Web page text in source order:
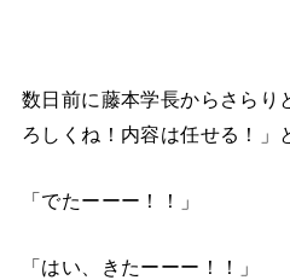
数日前に藤本学長からさらり
ろしくね！内容は任せる！」
「でたーーー！！」
「はい、きたーーー！！」